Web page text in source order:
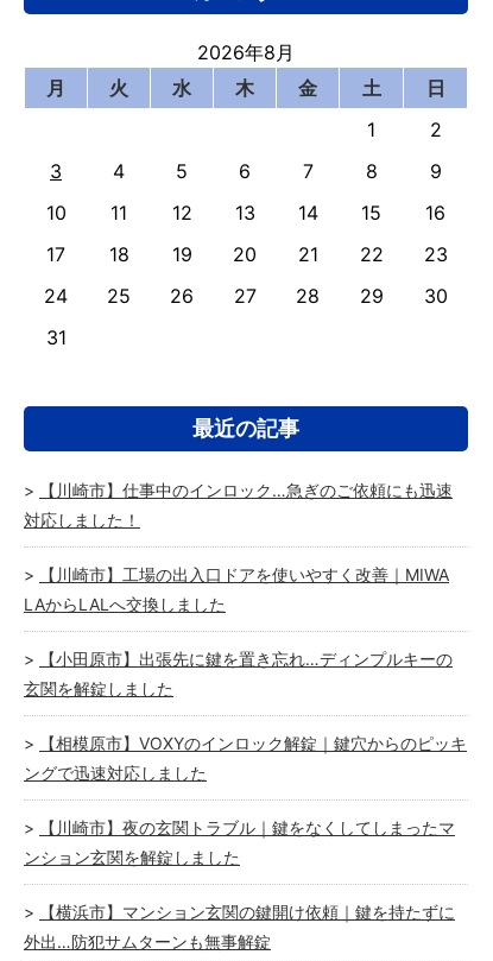
2026年8月
月
火 水 木 金 土
日
1
2
3
4 5 6 7 8
9
10
11 12 13 14 15
16
17
18 19 20 21 22
23
24
25 26 27 28 29
30
31
最近の記事
【川崎市】仕事中のインロック…急ぎのご依頼にも迅速
対応しました！
【川崎市】工場の出入口ドアを使いやすく改善｜MIWA
LAからLALへ交換しました
【小田原市】出張先に鍵を置き忘れ…ディンプルキーの
玄関を解錠しました
【相模原市】VOXYのインロック解錠｜鍵穴からのピッキ
ングで迅速対応しました
【川崎市】夜の玄関トラブル｜鍵をなくしてしまったマ
ンション玄関を解錠しました
【横浜市】マンション玄関の鍵開け依頼｜鍵を持たずに
外出…防犯サムターンも無事解錠